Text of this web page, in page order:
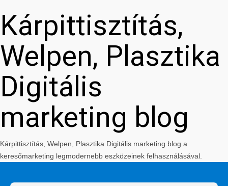
Kárpittisztítás,
Welpen, Plasztika
Digitális
marketing blog
Kárpittisztítás, Welpen, Plasztika Digitális marketing blog a
keresőmarketing legmodernebb eszközeinek felhasználásával.